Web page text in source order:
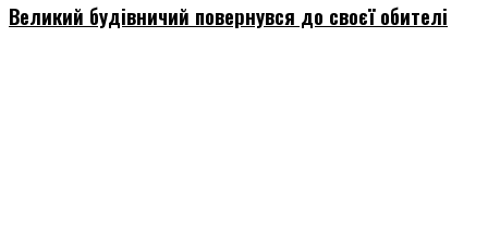
Великий будівничий повернувся до своєї обителі